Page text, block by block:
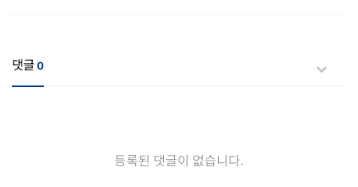
댓글0
등록된 댓글이 없습니다.